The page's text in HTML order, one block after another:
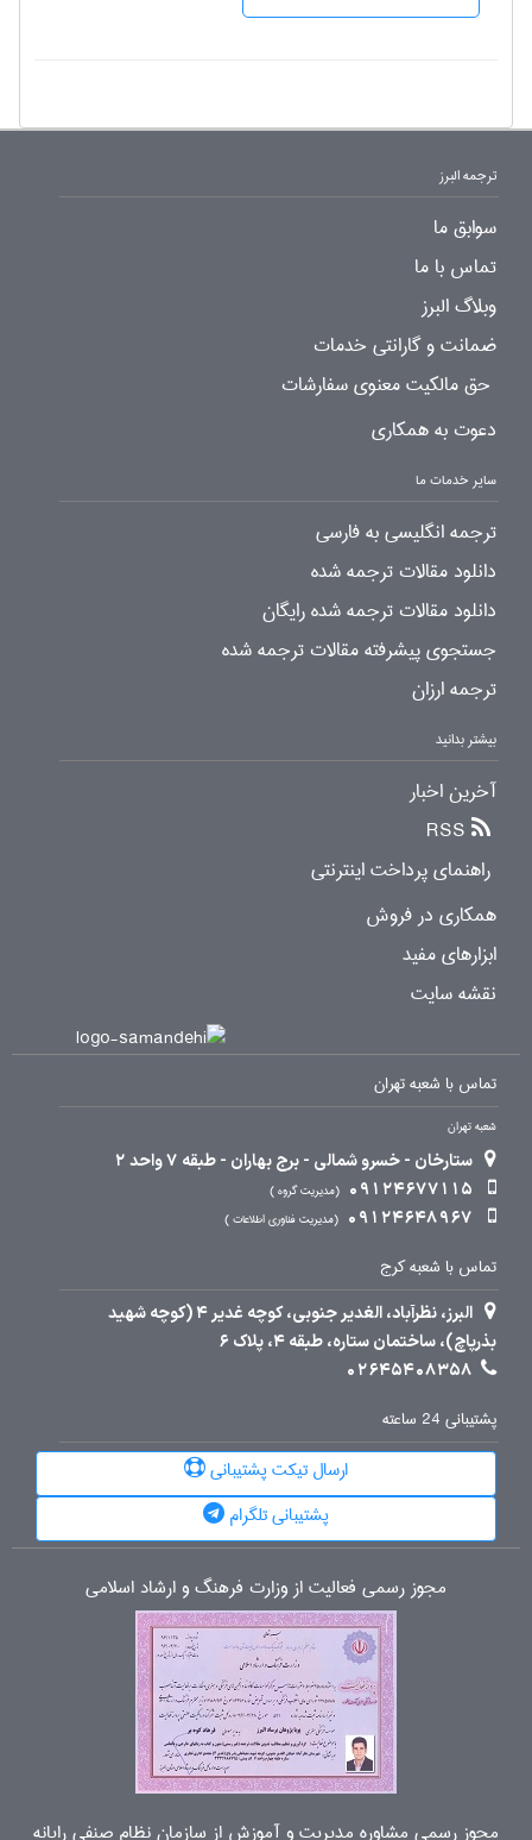
ترجمه البرز
سوابق ما
تماس با ما
وبلاگ البرز
ضمانت و گارانتی خدمات
حق مالکیت معنوی سفارشات
دعوت به همکاری
سایر خدمات ما
ترجمه انگلیسی به فارسی
دانلود مقالات ترجمه شده
دانلود مقالات ترجمه شده رایگان
جستجوی پیشرفته مقالات ترجمه شده
ترجمه ارزان
بیشتر بدانید
آخرین اخبار
RSS
راهنمای پرداخت اینترنتی
همکاری در فروش
ابزارهای مفید
نقشه سایت
تماس با شعبه تهران
شعبه تهران
ستارخان - خسرو شمالی - برج بهاران - طبقه 7 واحد 2
09124677115
مدیریت گروه
09124648967 مدیریت فناوری اطلاعات
تماس با شعبه کرج
البرز، نظرآباد، الغدیر جنوبی، کوچه غدیر 4 (کوچه شهید
بذرپاچ)، ساختمان ستاره، طبقه 4، پلاک 6
02645408358
پشتیبانی 24 ساعته
ارسال تیکت پشتیبانی
پشتیبانی تلگرام
مجوز رسمی فعالیت از وزارت فرهنگ و ارشاد اسلامی
مجوز رسمی مشاوره مدیریت و آموزش از سازمان نظام صنفی رایانه